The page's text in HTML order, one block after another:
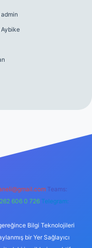
admin
Aybike
Teams:
606 0 726 Telegram:
Bilgi Teknolojileri
bir Yer Sağlayıcı